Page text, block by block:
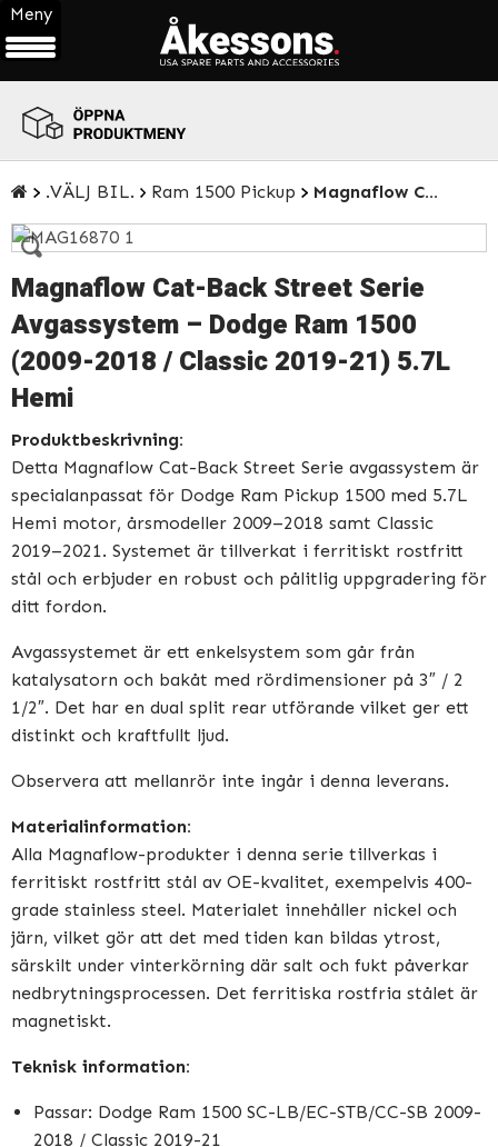
ÖPPNA
PRODUKTMENY
.VÄLJ BIL. Ram 1500 Pickup Magnaflow Cat-Back Street Serie Avgassystem – Dodge Ram 1500 (2009-2018 / Classic 2019-21) 5.7L Hemi
Magnaflow Cat-Back Street Serie
Avgassystem – Dodge Ram 1500
(2009-2018 / Classic 2019-21) 5.7L
Hemi
Produktbeskrivning:
Detta Magnaflow Cat-Back Street Serie avgassystem är
specialanpassat för Dodge Ram Pickup 1500 med 5.7L
Hemi motor, årsmodeller 2009–2018 samt Classic
2019–2021. Systemet är tillverkat i ferritiskt rostfritt
stål och erbjuder en robust och pålitlig uppgradering för
ditt fordon.
Avgassystemet är ett enkelsystem som går från
katalysatorn och bakåt med rördimensioner på 3″ / 2
1/2″. Det har en dual split rear utförande vilket ger ett
distinkt och kraftfullt ljud.
Observera att mellanrör inte ingår i denna leverans.
Materialinformation:
Alla Magnaflow-produkter i denna serie tillverkas i
ferritiskt rostfritt stål av OE-kvalitet, exempelvis 400-
grade stainless steel. Materialet innehåller nickel och
järn, vilket gör att det med tiden kan bildas ytrost,
särskilt under vinterkörning där salt och fukt påverkar
nedbrytningsprocessen. Det ferritiska rostfria stålet är
magnetiskt.
Teknisk information:
Passar: Dodge Ram 1500 SC-LB/EC-STB/CC-SB 2009-
2018 / Classic 2019-21
Meny